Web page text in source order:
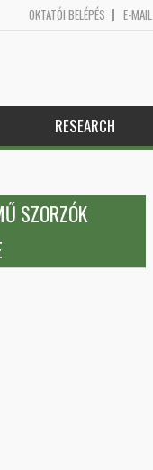
OKTATÓI BELÉPÉS E-MAIL
RESEARCH
SZORZÓK